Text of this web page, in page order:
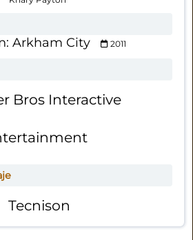
Arkham City 2011
Bros Interactive
Tecnison